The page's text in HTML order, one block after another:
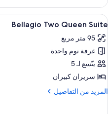
Strip
View
Spa
استعراض
جميع
صور
Bellagio
Two
Queen
Suite
4
Bellagio Two Queen Suite
95 متر مربع
غرفة نوم واحدة
يتّسع لـ 5
سريران كبيران
المزيد من التفاصيل
المزيد